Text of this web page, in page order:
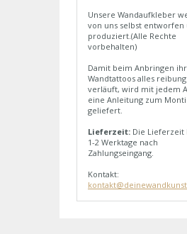
Unsere Wandaufkleber
von uns selbst entworfen
produziert.(Alle Rechte
vorbehalten)
Damit beim Anbringen
Wandtattoos alles
verläuft, wird mit jedem
eine Anleitung zum
geliefert.
Lieferzeit: Die Lieferzeit
1-2 Werktage nach
Zahlungseingang.
Kontakt: